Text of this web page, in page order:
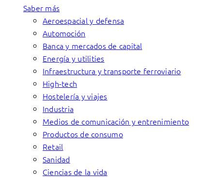
Saber más
Aeroespacial y defensa
Automoción
Banca y mercados de capital
Energía y utilities
Infraestructura y transporte ferroviario
High-tech
Hostelería y viajes
Industria
Medios de comunicación y entrenimiento
Productos de consumo
Retail
Sanidad
Ciencias de la vida